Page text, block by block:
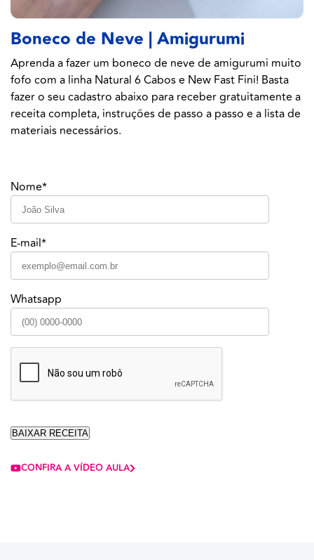
Boneco de Neve | Amigurumi
Aprenda a fazer um boneco de neve de amigurumi muito
fofo com a linha Natural 6 Cabos e New Fast Fini! Basta
fazer o seu cadastro abaixo para receber gratuitamente a
receita completa, instruções de passo a passo e a lista de
materiais necessários.
Nome*
E-mail*
Whatsapp
CONFIRA A VÍDEO AULA